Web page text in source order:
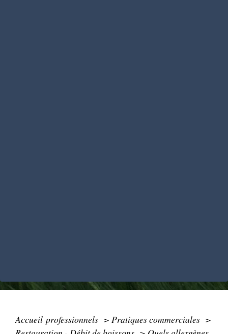
Accueil professionnels > Pratiques commerciales >